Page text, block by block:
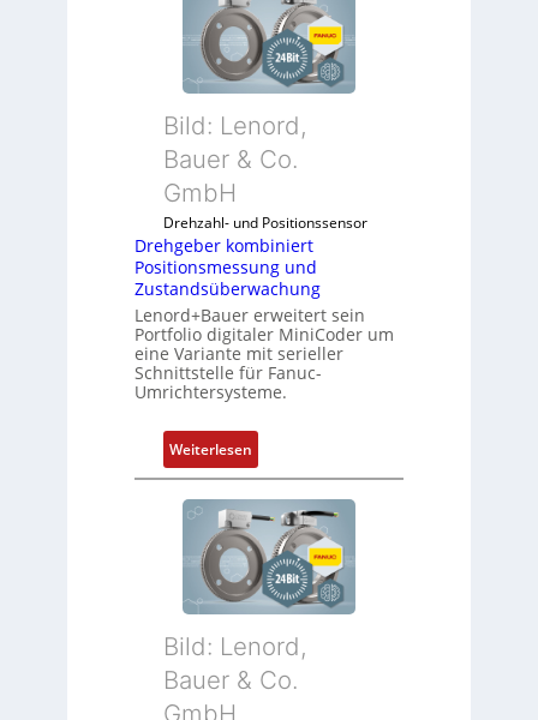
Bild: Lenord,
Bauer & Co.
GmbH
Drehzahl- und Positionssensor
Drehgeber kombiniert
Positionsmessung und
Zustandsüberwachung
Lenord+Bauer erweitert sein
Portfolio digitaler MiniCoder um
eine Variante mit serieller
Schnittstelle für Fanuc-
Umrichtersysteme.
Weiterlesen:
D
r
e
h
g
e
e
Bild: Lenord,
Bauer & Co.
GmbH